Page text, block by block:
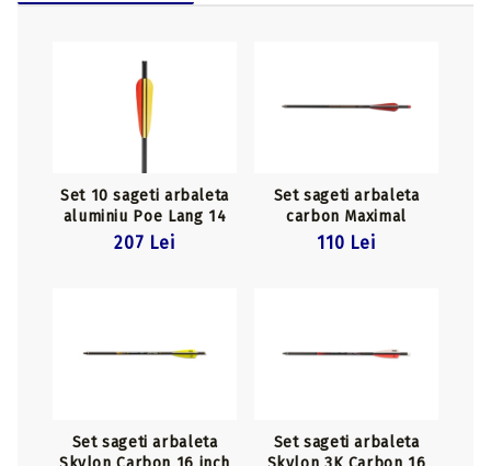
Set 10 sageti arbaleta
aluminiu Poe Lang 14
inch 2018 Black
207 Lei
Set sageti arbaleta
carbon Maximal
Maxonia 17 inch
110 Lei
Set sageti arbaleta
Set sageti arbaleta